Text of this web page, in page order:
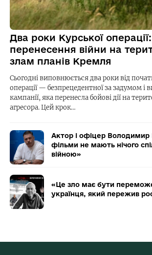
Два роки Курської операції:
перенесення війни на
злам планів Кремля
Сьогодні виповнюється два роки від
операції — безпрецедентної за задумом і
кампанії, яка перенесла бойові дії на
агресора. Цей крок…
Актор і офіцер Володимир
фільми не мають нічого
війною»
«Це зло має бути
українця, який пережив